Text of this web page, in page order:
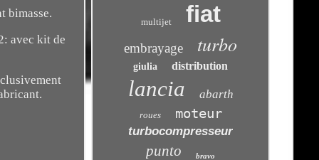
bimasse.
avec kit de
multijet fiat
embrayage turbo
giulia distribution
lancia abarth
roues moteur
turbocompresseur
punto bravo